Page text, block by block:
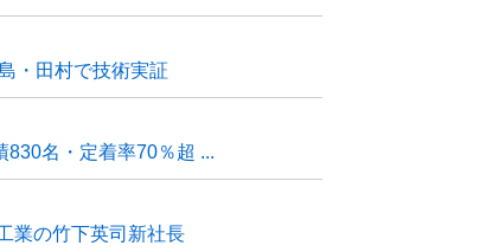
・田村で技術実証
名・定着率70％超 ...
業の竹下英司新社長